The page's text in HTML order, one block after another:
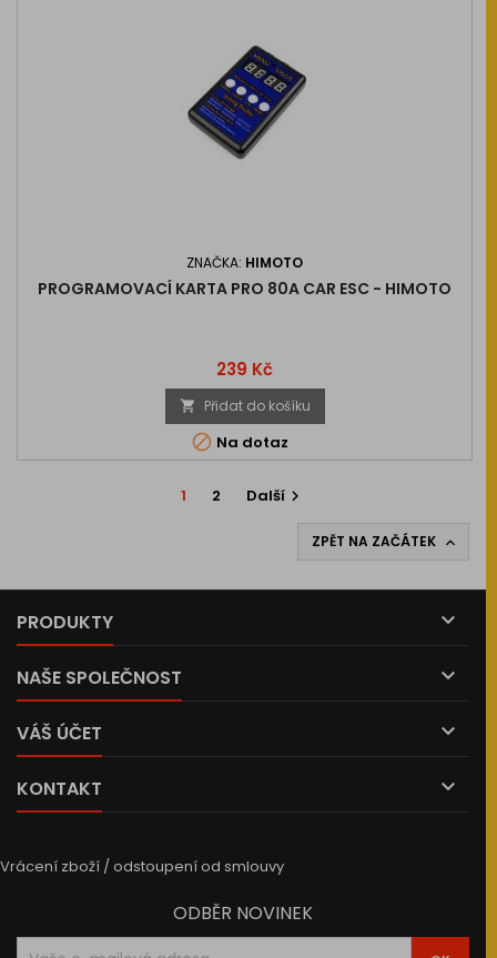
ZNAČKA: HIMOTO
PROGRAMOVACÍ KARTA PRO 80A CAR ESC - HIMOTO
Cena
239 Kč
 Přidat do košíku
 Na dotaz
1 2 Další 
ZPĚT NA ZAČÁTEK 
PRODUKTY 
NAŠE SPOLEČNOST 
VÁŠ ÚČET 
KONTAKT 
Vrácení zboží / odstoupení od smlouvy
ODBĚR NOVINEK